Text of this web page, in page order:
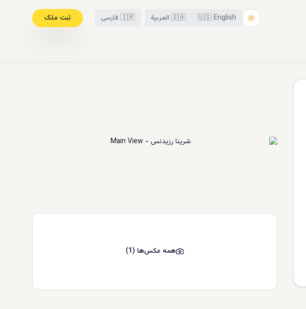
🇺🇸English
🇸🇦 العربية 🇮🇷 فارسی ثبت ملک
همه عکس‌ها(
1
)